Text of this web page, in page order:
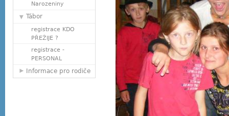
Narozeniny
Tábor
registrace KDO
PŘEŽIJE ?
registrace -
PERSONAL
Informace pro rodiče